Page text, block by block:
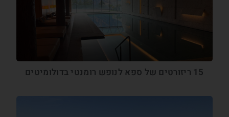
15 ריזורטים של ספא לנופש רומנטי בדולומיטים